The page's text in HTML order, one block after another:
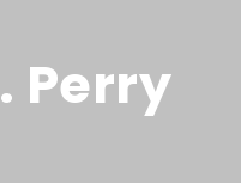
Perry